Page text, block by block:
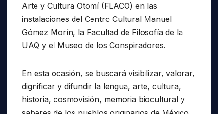
Arte y Cultura Otomí (FLACO) en las
instalaciones del Centro Cultural Manuel
Gómez Morín, la Facultad de Filosofía de la
UAQ y el Museo de los Conspiradores.
En esta ocasión, se buscará visibilizar, valorar,
dignificar y difundir la lengua, arte, cultura,
historia, cosmovisión, memoria biocultural y